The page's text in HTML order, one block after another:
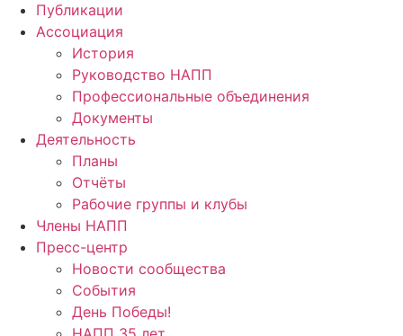
Публикации
Ассоциация
История
Руководство НАПП
Профессиональные объединения
Документы
Деятельность
Планы
Отчёты
Рабочие группы и клубы
Члены НАПП
Пресс-центр
Новости сообщества
События
День Победы!